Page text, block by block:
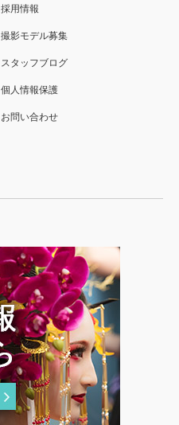
採用情報
撮影モデル募集
スタッフブログ
個人情報保護
お問い合わせ